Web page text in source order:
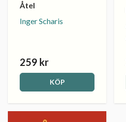
Åtel
Inger Scharis
259 kr
KÖP